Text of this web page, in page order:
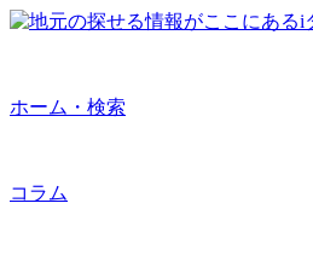
ホーム・検索
コラム